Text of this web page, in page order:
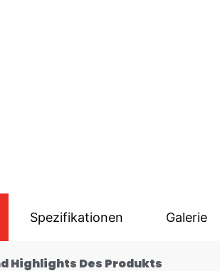
Spezifikationen Galerie
Highlights Des Produkts